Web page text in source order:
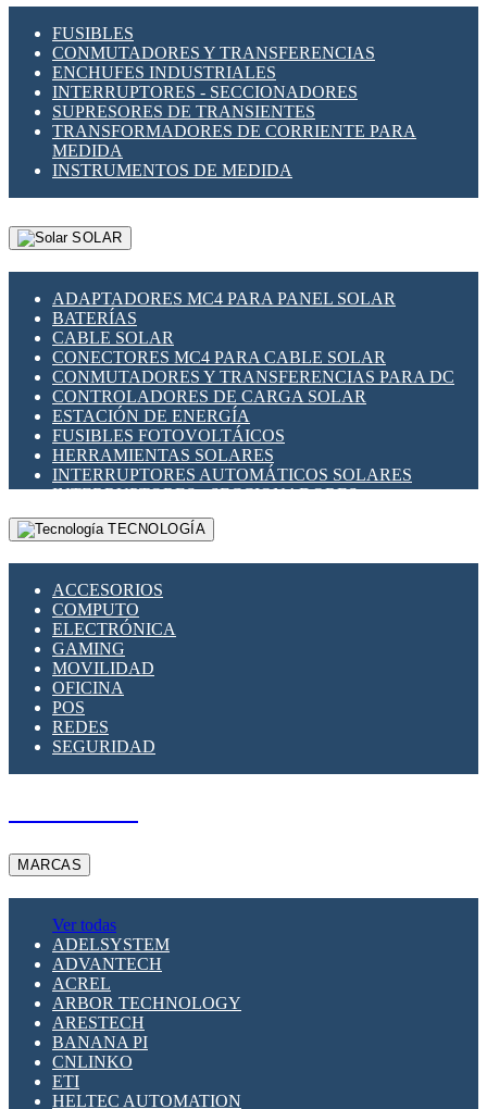
FUSIBLES
CONMUTADORES Y TRANSFERENCIAS
ENCHUFES INDUSTRIALES
INTERRUPTORES - SECCIONADORES
SUPRESORES DE TRANSIENTES
TRANSFORMADORES DE CORRIENTE PARA
MEDIDA
INSTRUMENTOS DE MEDIDA
SOLAR
ADAPTADORES MC4 PARA PANEL SOLAR
BATERÍAS
CABLE SOLAR
CONECTORES MC4 PARA CABLE SOLAR
CONMUTADORES Y TRANSFERENCIAS PARA DC
CONTROLADORES DE CARGA SOLAR
ESTACIÓN DE ENERGÍA
FUSIBLES FOTOVOLTÁICOS
HERRAMIENTAS SOLARES
INTERRUPTORES AUTOMÁTICOS SOLARES
INTERRUPTORES - SECCIONADORES
FOTOVOLTÁICOS
MONTAJE PANEL SOLAR
SUPRESOR DE TRANSIENTES SPDS PARA
APLICACIONES FOTOVOLTAICAS
TECNOLOGÍA
ACCESORIOS
COMPUTO
ELECTRÓNICA
GAMING
MOVILIDAD
OFICINA
POS
REDES
SEGURIDAD
MARCAS
Ver todas
ADELSYSTEM
ADVANTECH
ACREL
ARBOR TECHNOLOGY
ARESTECH
BANANA PI
CNLINKO
ETI
HELTEC AUTOMATION